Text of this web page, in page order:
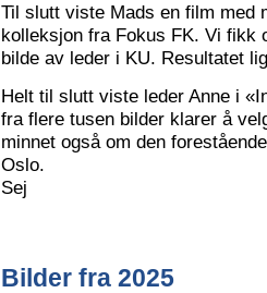
Til slutt viste Mads en film med
kolleksjon fra Fokus FK. Vi fikk
bilde av leder i KU. Resultatet
Helt til slutt viste leder Anne i
fra flere tusen bilder klarer å
minnet også om den
Oslo.
Sej
Bilder fra 2025